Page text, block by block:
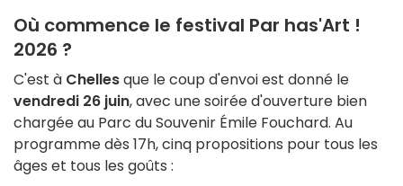
Où commence le festival Par has'Art !
2026 ?
C'est à Chellesque le coup d'envoi est donné le
vendredi 26 juin, avec une soirée d'ouverture bien
chargée au Parc du Souvenir Émile Fouchard. Au
programme dès 17h, cinq propositions pour tous les
âges et tous les goûts :